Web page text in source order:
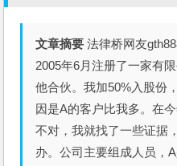
文章摘要 法律桥网友
2005年6月注册了一家有
他合伙。我加50%入股份
因是A的客户比我多。在
不对，我就找了一些证据
办。公司主要组成人员，